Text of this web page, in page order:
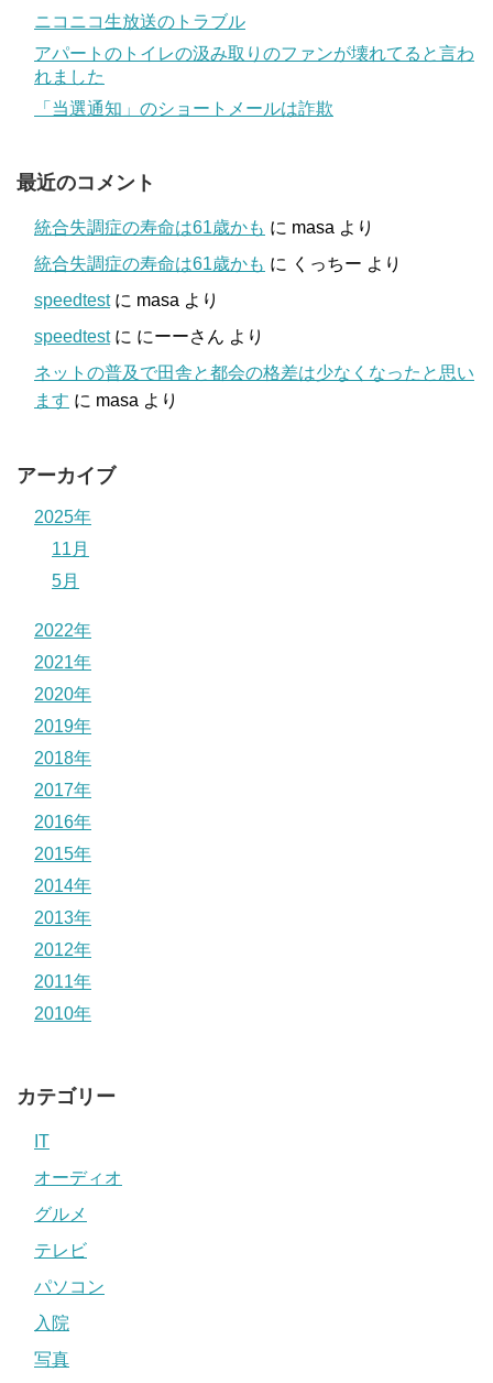
ニコニコ生放送のトラブル
アパートのトイレの汲み取りのファンが壊れてると言わ
れました
「当選通知」のショートメールは詐欺
最近のコメント
統合失調症の寿命は61歳かも に masa より
統合失調症の寿命は61歳かも に くっちー より
speedtestに masa より
speedtestに にーーさん より
ネットの普及で田舎と都会の格差は少なくなったと思い
ます に masa より
アーカイブ
2025年
11月
5月
2022年
2021年
2020年
2019年
2018年
2017年
2016年
2015年
2014年
2013年
2012年
2011年
2010年
カテゴリー
IT
オーディオ
グルメ
テレビ
パソコン
入院
写真